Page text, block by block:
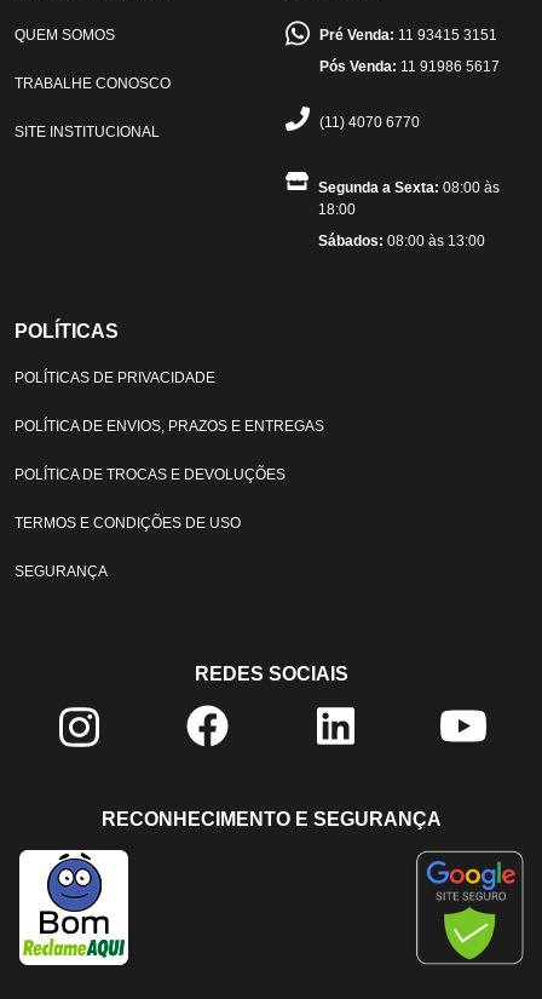
QUEM SOMOS
TRABALHE CONOSCO
SITE INSTITUCIONAL
Pré Venda: 11 93415 3151
Pós Venda: 11 91986 5617
(11) 4070 6770
Segunda a Sexta: 08:00 às
18:00
Sábados: 08:00 às 13:00
POLÍTICAS
POLÍTICAS DE PRIVACIDADE
POLÍTICA DE ENVIOS, PRAZOS E ENTREGAS
POLÍTICA DE TROCAS E DEVOLUÇÕES
TERMOS E CONDIÇÕES DE USO
SEGURANÇA
REDES SOCIAIS
RECONHECIMENTO E SEGURANÇA